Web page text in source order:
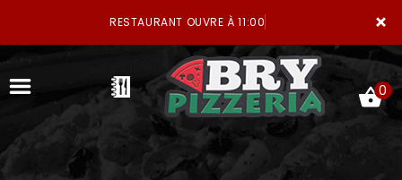
×
RESTAURANT OUVRE À 11:00
0